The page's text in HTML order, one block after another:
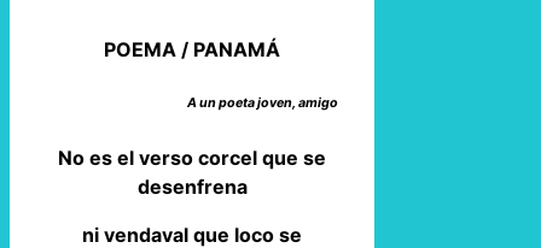
POEMA / PANAMÁ
A un poeta joven, amigo
No es el verso corcel que se
desenfrena
ni vendaval que loco se